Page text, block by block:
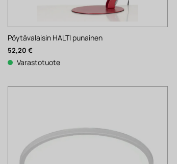
Pöytävalaisin HALTI punainen
52,20 €
Varastotuote